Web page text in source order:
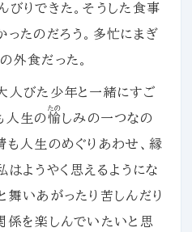
びりできた。そうした食事
ったのだろう。多忙にまぎ
外食だった。
人びた少年と一緒にすご
人生の愉
たの
しみの一つなの
も人生のめぐりあわせ、縁
はようやく思えるようにな
舞いあがったり苦しんだり
係を楽しんでいたいと思